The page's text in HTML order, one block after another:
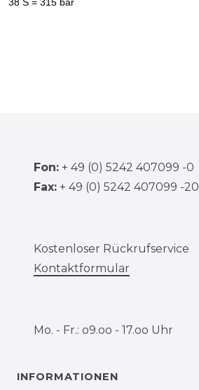
Fon: + 49 (0) 5242 407099 -0
Fax: + 49 (0) 5242 407099 -20
Kostenloser Rückrufservice
Kontaktformular
Mo. - Fr.: o9.oo - 17.oo Uhr
INFORMATIONEN